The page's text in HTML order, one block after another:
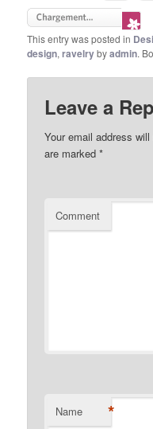
This entry was posted in
design,ravelrybyadmin.
Leave a
Your email address
are marked*
Comment
Name *